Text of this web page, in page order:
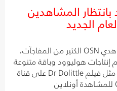
المشاهدين
سيحمل شهر يناير المقبل لمشاهدي OSN الكثير من المفاجآت،
هوليوود وباقة متنوعة
من الأفلام الدرامية والكوميدية مثل فيلم Dr Dolittle على قناة